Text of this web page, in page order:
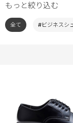
もっと絞り込む
全て #ビジネスシ